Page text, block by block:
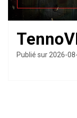
Publié sur 2026-